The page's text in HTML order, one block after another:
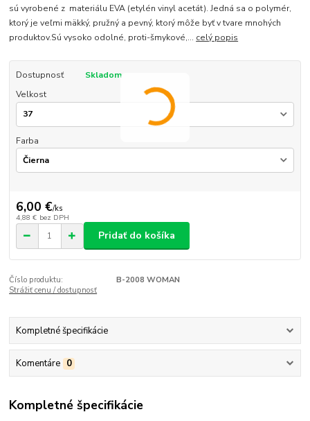
sú vyrobené z materiálu EVA (etylén vinyl acetát). Jedná sa o polymér,
ktorý je veľmi mäkký, pružný a pevný, ktorý môže byť v tvare mnohých
produktov.Sú vysoko odolné, proti-šmykové,... celý popis
Dostupnosť
Skladom
Velkost
Farba
6,00 €/ks
4,88 € bez DPH
Pridať do košíka
Číslo produktu:
B-2008 WOMAN
Strážiť cenu / dostupnosť
Kompletné špecifikácie
Komentáre 0
Kompletné špecifikácie